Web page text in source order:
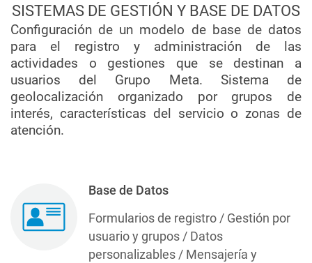
SISTEMAS DE GESTIÓN Y BASE DE DATOS
Configuración de un modelo de base de datos
para el registro y administración de las
actividades o gestiones que se destinan a
usuarios del Grupo Meta. Sistema de
geolocalización organizado por grupos de
interés, características del servicio o zonas de
atención.
Base de Datos
Formularios de registro / Gestión por
usuario y grupos / Datos
personalizables / Mensajería y